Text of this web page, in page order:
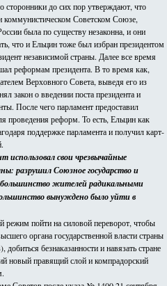
сторонники до сих пор утверждают, что
Советском Союзе,
была по существу незаконна, и они
что и Ельцин тоже был избран президентом
независимой страны. Далее все время
реформам президента. В то время как,
Верховного Совета, выведя его из
закон о введении поста президента и
После чего парламент предоставил
проведения реформ. То есть, Ельцин как
поддержке парламента и получил карт-
использовал свои чрезвычайные
разрушил Союзное государство и
большинство жителей радикальными
вынуждено было уйти в
пойти на силовой переворот, чтобы
органа государственной власти страны
безнаказанности и навязать стране
новый правящий слой и компрадорский